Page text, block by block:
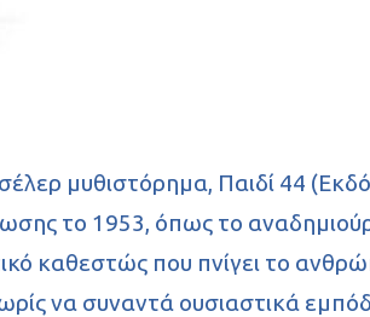
μυθιστόρημα, Παιδί 44
το 1953, όπως το
καθεστώς που πνίγει το
να συναντά ουσιαστικά